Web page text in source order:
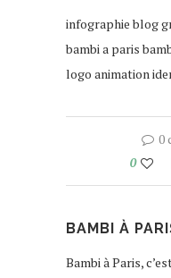
infographie blog
bambi a paris
logo animation
0
0
BAMBI À
Bambi à Paris,